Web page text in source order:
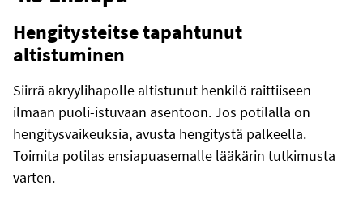
Hengitysteitse tapahtunut
altistuminen
Siirrä akryylihapolle altistunut henkilö raittiiseen
ilmaan puoli-istuvaan asentoon. Jos potilalla on
hengitysvaikeuksia, avusta hengitystä palkeella.
Toimita potilas ensiapuasemalle lääkärin tutkimusta
varten.